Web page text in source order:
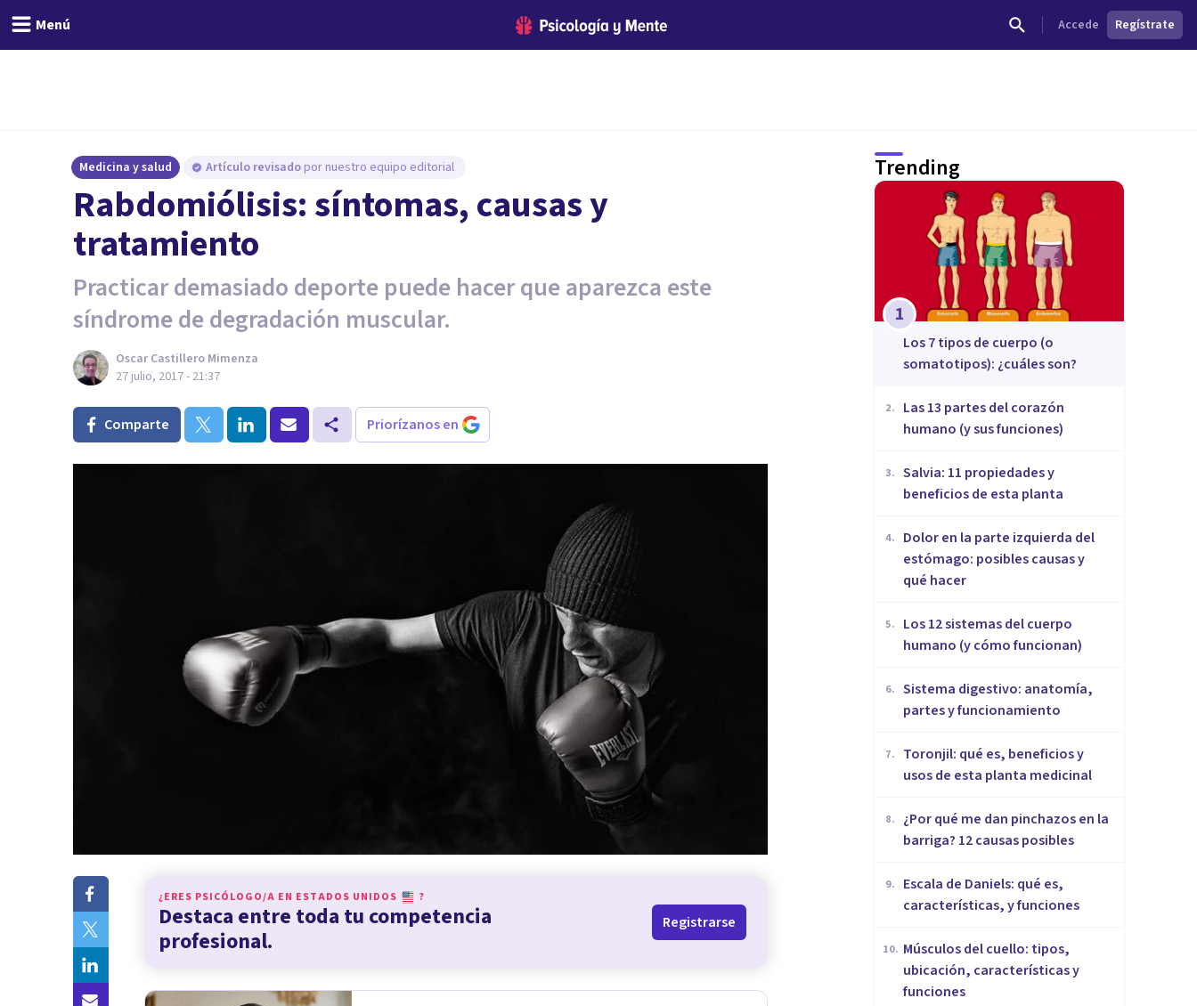
Menú Accede Regístrate
Medicina y salud Artículo revisado por nuestro equipo editorial
Rabdomiólisis: síntomas, causas y
tratamiento
Practicar demasiado deporte puede hacer que aparezca este
síndrome de degradación muscular.
Oscar Castillero Mimenza
27 julio, 2017 - 21:37
Comparte Priorízanos en
¿ERES PSICÓLOGO/A EN ESTADOS UNIDOS ?
Destaca entre toda tu competencia
profesional.
Registrarse
Trending
1
​Los 7 tipos de cuerpo (o
somatotipos): ¿cuáles son?
2.
Las 13 partes del corazón
humano (y sus funciones)
3. Salvia: 11 propiedades y
beneficios de esta planta
4.
Dolor en la parte izquierda del
estómago: posibles causas y
qué hacer
5.
Los 12 sistemas del cuerpo
humano (y cómo funcionan)
6. Sistema digestivo: anatomía,
partes y funcionamiento
7.
Toronjil: qué es, beneficios y
usos de esta planta medicinal
8.
¿Por qué me dan pinchazos en la
barriga? 12 causas posibles
9.
Escala de Daniels: qué es,
características, y funciones
10. Músculos del cuello: tipos,
ubicación, características y
funciones